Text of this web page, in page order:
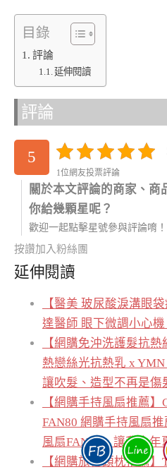
目錄
評論
延伸閱讀
評論
5
1位網友投票評論
關於本文評論的商家、商
你給幾顆星呢？
歡迎一起點擊星號參與評論唷！
按讚加入粉絲團
延伸閱讀
【醫美 玻尿酸淚溝眼
達醫師 眼下微調小心
【網購免沖洗護髮抗
熱戀絲光抗熱乳 x
讓吹髮、造型不再是傷
【網購手持風扇推薦
FAN80 網購手持風扇
風扇FAN80，讓我今年
【網購旅行頸枕推薦